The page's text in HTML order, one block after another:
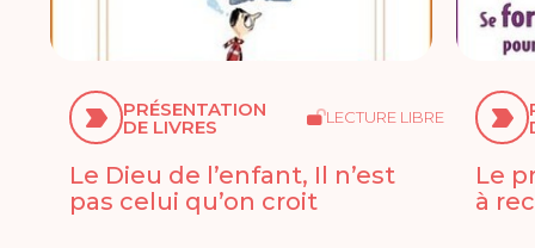
PRÉSENTATION
DE LIVRES LECTURE LIBRE
Le Dieu de l’enfant, Il n’est
pas celui qu’on croit
Le
à